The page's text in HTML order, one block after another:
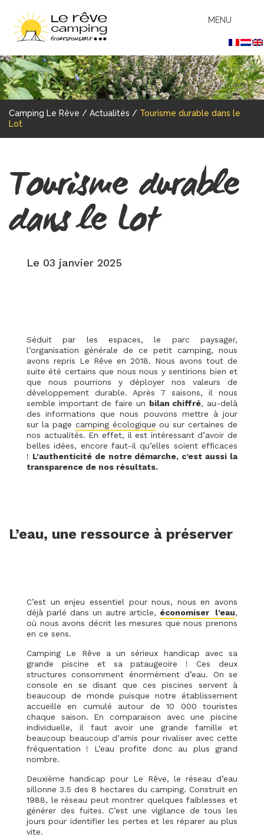
MENU
Camping Le Rêve / Actualités / Tourisme durable dans le
Lot
Tourisme durable
dans le Lot
Le 03 janvier 2025
Séduit par les espaces, le parc paysager,
l’organisation générale de ce petit camping, nous
avons repris Le Rêve en 2018. Nous avons tout de
suite été certains que nous nous y sentirions bien et
que nous pourrions y déployer nos valeurs de
développement durable. Après 7 saisons, il nous
semble important de faire un bilan chiffré, au-delà
des informations que nous pouvons mettre à jour
sur la page camping écologique ou sur certaines de
nos actualités. En effet, il est intéressant d’avoir de
belles idées, encore faut-il qu’elles soient efficaces
! L’authenticité de notre démarche, c’est aussi la
transparence de nos résultats.
L’eau, une ressource à préserver
C’est un enjeu essentiel pour nous, nous en avons
déjà parlé dans un autre article, économiser l’eau,
où nous avons décrit les mesures que nous prenons
en ce sens.
Camping Le Rêve a un sérieux handicap avec sa
grande piscine et sa pataugeoire ! Ces deux
structures consomment énormément d’eau. On se
console en se disant que ces piscines servent à
beaucoup de monde puisque notre établissement
accueille en cumulé autour de 10 000 touristes
chaque saison. En comparaison avec une piscine
individuelle, il faut avoir une grande famille et
beaucoup beaucoup d’amis pour rivaliser avec cette
fréquentation ! L’eau profite donc au plus grand
nombre.
Deuxième handicap pour Le Rêve, le réseau d’eau
sillonne 3.5 des 8 hectares du camping. Construit en
1988, le réseau peut montrer quelques faiblesses et
générer des fuites. C’est une vigilance de tous les
jours pour identifier les pertes et les réparer au plus
vite.